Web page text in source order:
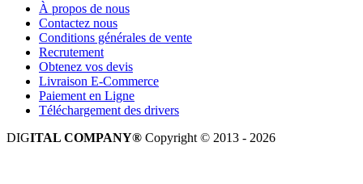
À propos de nous
Contactez nous
Conditions générales de vente
Recrutement
Obtenez vos devis
Livraison E-Commerce
Paiement en Ligne
Téléchargement des drivers
DIGITAL COMPANY® Copyright © 2013 - 2026